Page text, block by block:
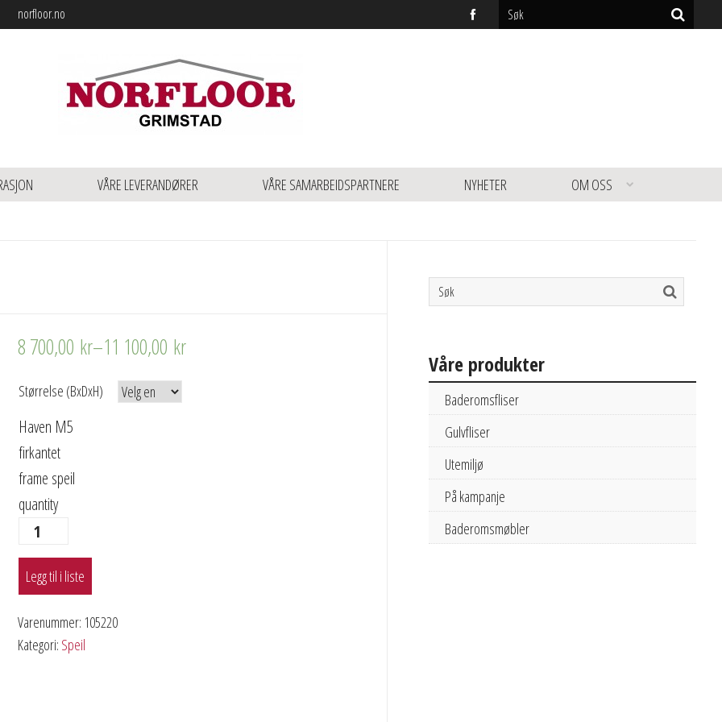
norfloor.no
VÅRE LEVERANDØRER VÅRE SAMARBEIDSPARTNERE NYHETER OM OSS
8 700,00 kr–11 100,00 kr
Størrelse (BxDxH)
Haven M5
firkantet
frame speil
quantity
Legg til i liste
Varenummer: 105220
Kategori: Speil
Våre produkter
Baderomsfliser
Gulvfliser
Utemiljø
På kampanje
Baderomsmøbler